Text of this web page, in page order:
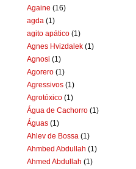
Againe (16)
agda (1)
agito apático (1)
Agnes Hvizdalek (1)
Agnosi (1)
Agorero (1)
Agressivos (1)
Agrotóxico (1)
Água de Cachorro (1)
Águas (1)
Ahlev de Bossa (1)
Ahmbed Abdullah (1)
Ahmed Abdullah (1)